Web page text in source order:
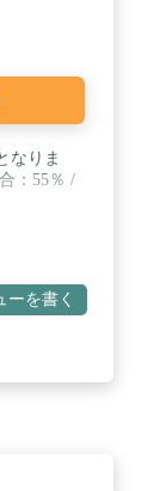
なりま
：55％ /
ーを書く